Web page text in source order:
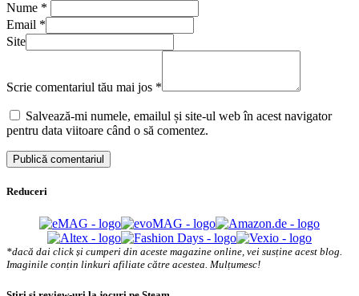
Nume *
Email *
Site
Scrie comentariul tău mai jos *
Salvează-mi numele, emailul și site-ul web în acest navigator
pentru data viitoare când o să comentez.
Reduceri
*dacă dai click și cumperi din aceste magazine online, vei susține acest blog.
Imaginile conțin linkuri afiliate către acestea. Mulțumesc!